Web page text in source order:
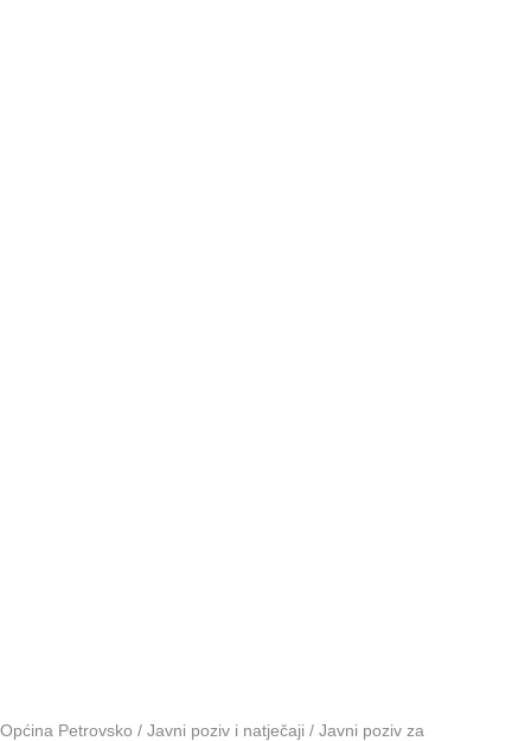
Općina Petrovsko / Javni poziv i natječaji / Javni poziv za